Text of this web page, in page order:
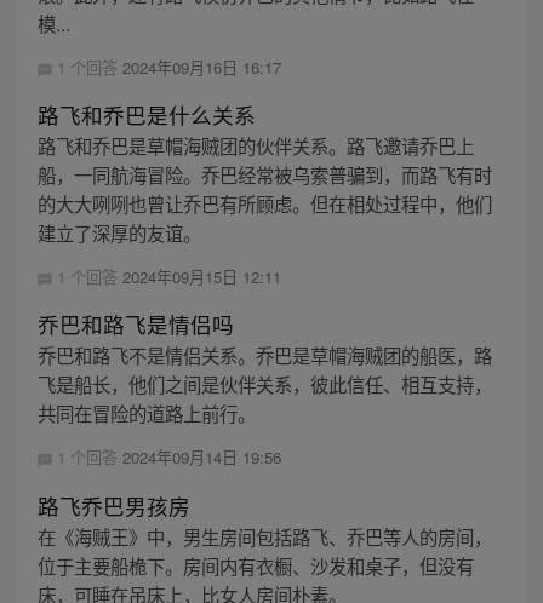
模...
1 个回答 2024年09月16日 16:17
路飞和乔巴是什么关系
路飞和乔巴是草帽海贼团的伙伴关系。路飞邀请乔巴上
船，一同航海冒险。乔巴经常被乌索普骗到，而路飞有时
的大大咧咧也曾让乔巴有所顾虑。但在相处过程中，他们
建立了深厚的友谊。
1 个回答 2024年09月15日 12:11
乔巴和路飞是情侣吗
乔巴和路飞不是情侣关系。乔巴是草帽海贼团的船医，路
飞是船长，他们之间是伙伴关系，彼此信任、相互支持，
共同在冒险的道路上前行。
1 个回答 2024年09月14日 19:56
路飞乔巴男孩房
在《海贼王》中，男生房间包括路飞、乔巴等人的房间，
位于主要船桅下。房间内有衣橱、沙发和桌子，但没有
床，可睡在吊床上，比女人房间朴素。